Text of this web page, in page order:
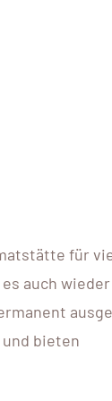
für
auch wieder
bieten